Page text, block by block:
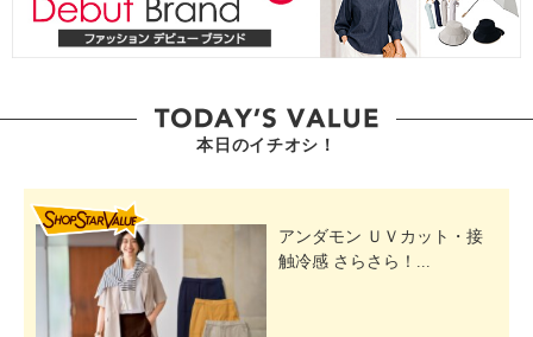
本日のイチオシ！
アンダモン ＵＶカット・接
触冷感 さらさら！...